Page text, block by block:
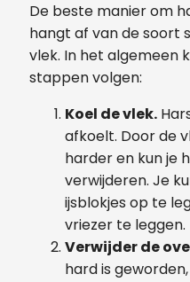
De beste manier om
hangt af van de soort
vlek. In het algemeen
stappen volgen:
Koel de vlek.
afkoelt. Door de
harder en kun je
verwijderen. Je
ijsblokjes op te
vriezer te leggen.
Verwijder de
hard is